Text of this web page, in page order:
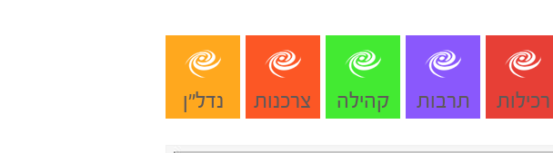
רכילות תרבות קהילה צרכנות נדל"ן